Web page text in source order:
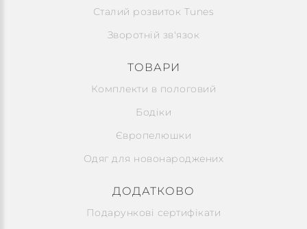
Сталий розвиток Tunes
Зворотній зв'язок
ТОВАРИ
Комплекти в пологовий
Бодіки
Європелюшки
Одяг для новонароджених
ДОДАТКОВО
Подарункові сертифікати